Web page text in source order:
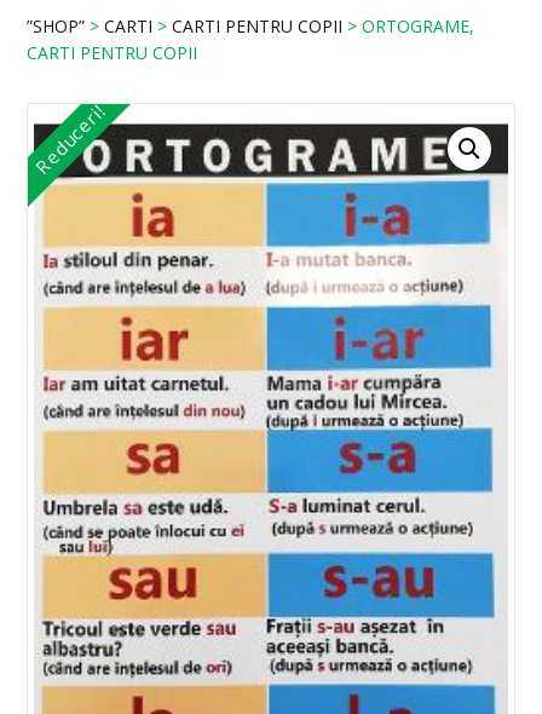
”SHOP” >CARTI >CARTI PENTRU COPII > ORTOGRAME,
CARTI PENTRU COPII
Reduceri!